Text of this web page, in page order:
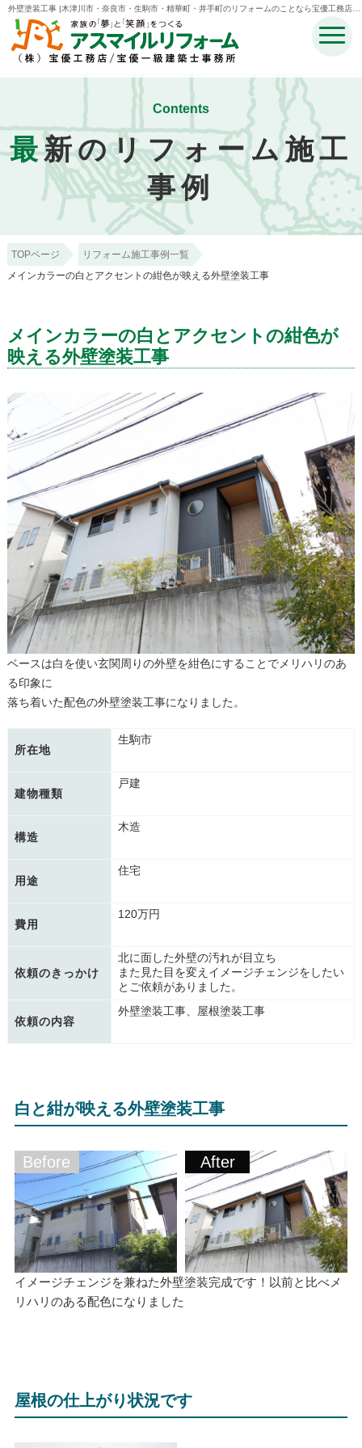
外壁塗装工事 |木津川市・奈良市・生駒市・精華町・井手町のリフォームのことなら宝優工務店ア
スマイルリフォーム
Contents
最新のリフォーム施工
事例
TOPページ
リフォーム施工事例一覧
メインカラーの白とアクセントの紺色が映える外壁塗装工事
メインカラーの白とアクセントの紺色が
映える外壁塗装工事
ベースは白を使い玄関周りの外壁を紺色にすることでメリハリのあ
る印象に
落ち着いた配色の外壁塗装工事になりました。
所在地
生駒市
建物種類
戸建
構造
木造
用途
住宅
費用
120万円
依頼のきっかけ
北に面した外壁の汚れが目立ち
また見た目を変えイメージチェンジをしたい
とご依頼がありました。
依頼の内容
外壁塗装工事、屋根塗装工事
白と紺が映える外壁塗装工事
Before After
イメージチェンジを兼ねた外壁塗装完成です！以前と比べメ
リハリのある配色になりました
屋根の仕上がり状況です